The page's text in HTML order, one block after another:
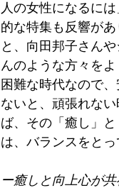
人の女性になるに
的な特集も反響が
と、向田邦子さん
んのような方々をよ
困難な時代なので
ないと、頑張れな
ば、その「癒し」
は、バランスをとっ
ー癒しと向上心が